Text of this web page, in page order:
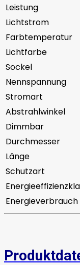
Leistung
Lichtstrom
Farbtemperatur
Lichtfarbe
Sockel
Nennspannung
Stromart
Abstrahlwinkel
Dimmbar
Durchmesser
Länge
Schutzart
Energieverbrauch